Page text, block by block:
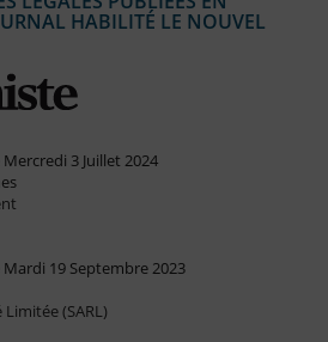
HABILITÉ LE NOUVEL
3 Juillet 2024
19 Septembre 2023
(SARL)